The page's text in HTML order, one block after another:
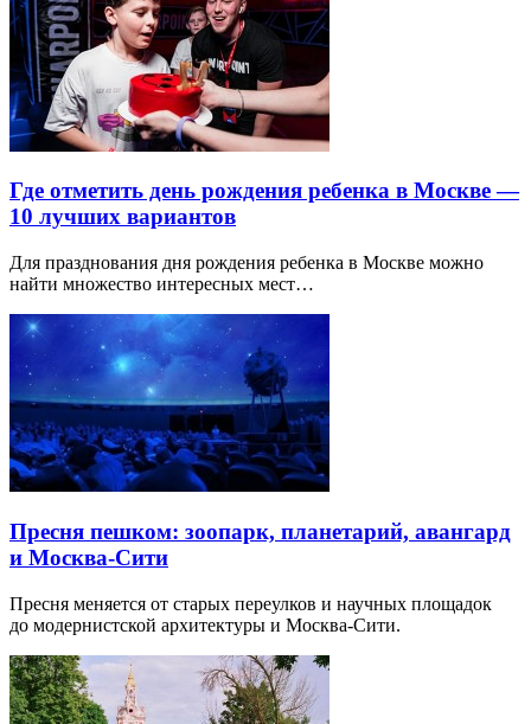
Где отметить день рождения ребенка в Москве —
10 лучших вариантов
Для празднования дня рождения ребенка в Москве можно
найти множество интересных мест…
Пресня пешком: зоопарк, планетарий, авангард
и Москва-Сити
Пресня меняется от старых переулков и научных площадок
до модернистской архитектуры и Москва-Сити.